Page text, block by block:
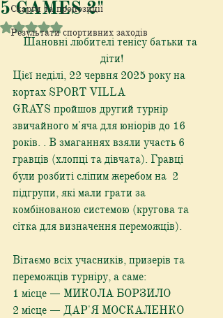
Скарги та пропозиції
Результати спортивних заходів
5 GAMES 2"
Оцінка: NaN з 5 зірок.
Шановні любителі тенісу батьки та
діти!
Цієї неділі, 22 червня 2025 року на
кортах SPORT VILLA
GRAYS пройшов другий турнір
звичайного м'яча для юніорів до 16
років. . В змаганнях взяли участь 6
гравців (хлопці та дівчата). Гравці
були розбиті сліпим жеребом на  2
підгрупи, які мали грати за
комбінованою системою (кругова та
сітка для визначення переможців).
Вітаємо всіх учасників, призерів та
переможців турніру, а саме:
1 місце — МИКОЛА БОРЗИЛО
2 місце — ДАР'Я МОСКАЛЕНКО